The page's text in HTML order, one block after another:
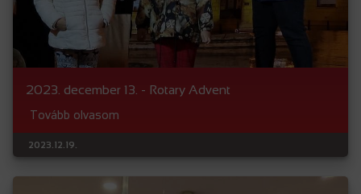
2023. december 13. - Rotary Advent
Tovább olvasom
2023.12.19.